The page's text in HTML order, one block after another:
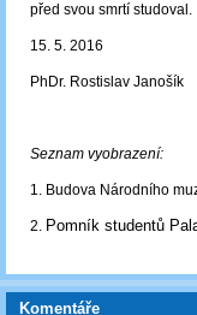
před svou smrtí studoval.
15. 5. 2016
PhDr. Rostislav Janošík
Seznam vyobrazení:
1. Budova Národního
2. Pomník studentů
Komentáře